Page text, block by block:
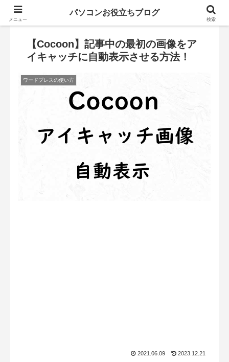
【Cocoon】記事中の最初の画像をア
イキャッチに自動表示させる方法！
ワードプレスの使い方
2021.06.09 2023.12.21
メニュー
パソコンお役立ちブログ
検索